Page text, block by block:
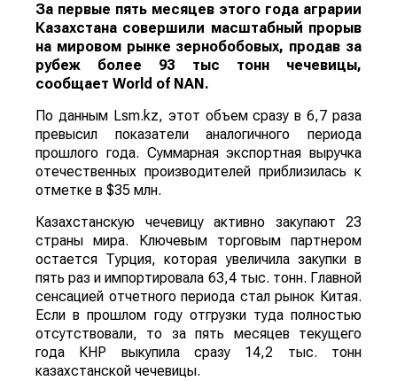
За первые пять месяцев этого года аграрии
Казахстана совершили масштабный прорыв
на мировом рынке зернобобовых, продав за
рубеж более 93 тыс тонн чечевицы,
сообщает World of NAN .
По данным Lsm.kz, этот объем сразу в 6,7 раза
превысил показатели аналогичного периода
прошлого года. Суммарная экспортная выручка
отечественных производителей приблизилась к
отметке в $35 млн.
Казахстанскую чечевицу активно закупают 23
страны мира. Ключевым торговым партнером
остается Турция, которая увеличила закупки в
пять раз и импортировала 63,4 тыс. тонн. Главной
сенсацией отчетного периода стал рынок Китая.
Если в прошлом году отгрузки туда полностью
отсутствовали, то за пять месяцев текущего
года КНР выкупила сразу 14,2 тыс. тонн
казахстанской чечевицы.